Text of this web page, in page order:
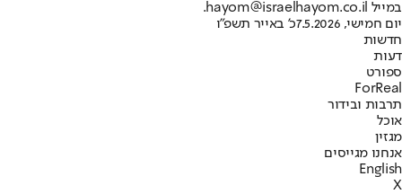
במייל hayom@israelhayom.co.il.
יום חמישי, 7.5.2026
כ' באייר תשפ"ו
חדשות
דעות
ספורט
ForReal
תרבות ובידור
אוכל
מגזין
אנחנו מגייסים
English
X